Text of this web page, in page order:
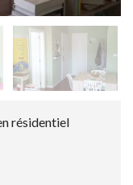
résidentiel